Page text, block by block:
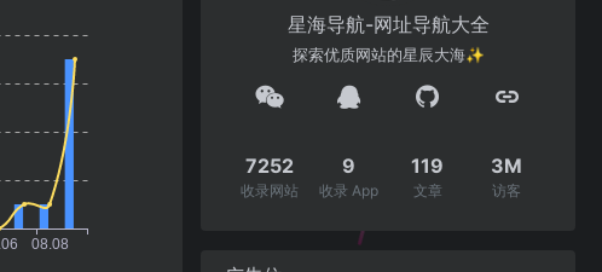
星海导航-网址导航大全
探索优质网站的星辰大海✨
7252
收录网站
9
收录 App
119
文章
3M
访客